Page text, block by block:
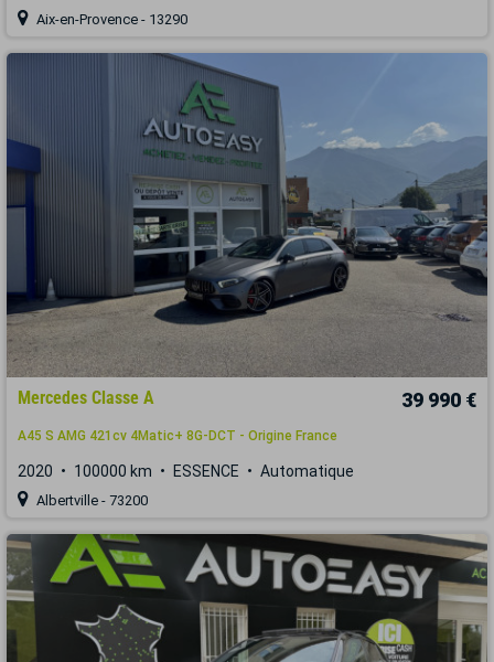
Aix-en-Provence - 13290
Mercedes Classe A 39 990 €
A45 S AMG 421cv 4Matic+ 8G-DCT - Origine France
2020 100000 km ESSENCE Automatique
Albertville - 73200